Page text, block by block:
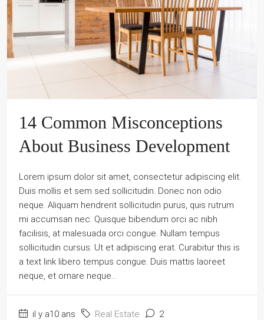
14 Common Misconceptions
About Business Development
Lorem ipsum dolor sit amet, consectetur adipiscing elit.
Duis mollis et sem sed sollicitudin. Donec non odio
neque. Aliquam hendrerit sollicitudin purus, quis rutrum
mi accumsan nec. Quisque bibendum orci ac nibh
facilisis, at malesuada orci congue. Nullam tempus
sollicitudin cursus. Ut et adipiscing erat. Curabitur this is
a text link libero tempus congue. Duis mattis laoreet
neque, et ornare neque...
il y a10 ans Real Estate 2